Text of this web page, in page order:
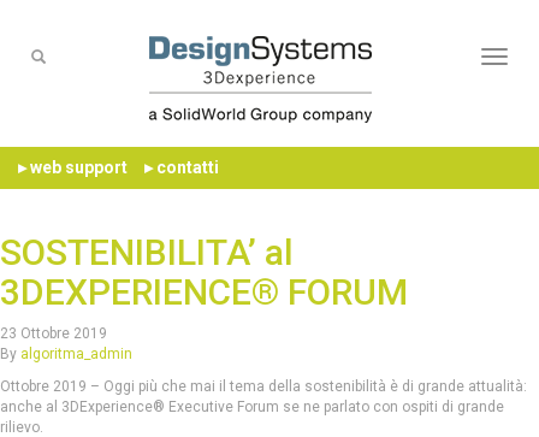
▸ web support ▸ contatti
SOSTENIBILITA’ al
3DEXPERIENCE® FORUM
23 Ottobre 2019
By algoritma_admin
Ottobre 2019 – Oggi più che mai il tema della sostenibilità è di grande attualità:
anche al 3DExperience® Executive Forum se ne parlato con ospiti di grande
rilievo.